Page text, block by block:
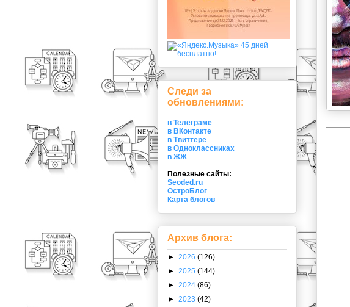
Следи за
обновлениями:
в Телеграме
в ВКонтакте
в Твиттере
в Одноклассниках
в ЖЖ
Полезные сайты:
Seoded.ru
ОстроБлог
Карта блогов
Архив блога:
► 2026 (126)
► 2025 (144)
► 2024 (86)
► 2023 (42)